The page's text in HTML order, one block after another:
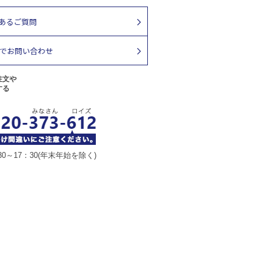
文や
る
～17：30(年末年始を除く)